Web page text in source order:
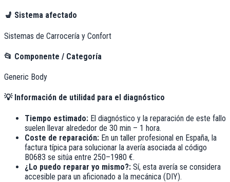
💺 Sistema afectado
Sistemas de Carrocería y Confort
📂 Componente / Categoría
Generic Body
💡Información de utilidad para el diagnóstico
Tiempo estimado: El diagnóstico y la reparación de este fallo
suelen llevar alrededor de 30 min – 1 hora.
Coste de reparación: En un taller profesional en España, la
factura típica para solucionar la avería asociada al código
B0683 se sitúa entre 250–1980 €.
¿Lo puedo reparar yo mismo?: Sí, esta avería se considera
accesible para un aficionado a la mecánica (DIY).